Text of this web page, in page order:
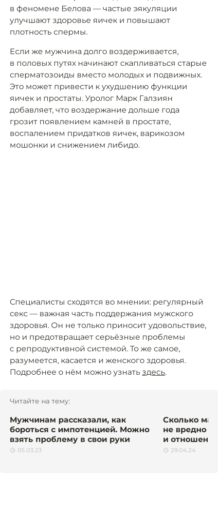
в феномене Белова — частые эякуляции
улучшают здоровье яичек и повышают
плотность спермы.
Если же мужчина долго воздерживается,
в половых путях начинают скапливаться старые
сперматозоиды вместо молодых и подвижных.
Это может привести к ухудшению функции
яичек и простаты. Уролог Марк Галзиян
добавляет, что воздержание дольше года
грозит появлением камней в простате,
воспалением придатков яичек, варикозом
мошонки и снижением либидо.
Специалисты сходятся во мнении: регулярный
секс — важная часть поддержания мужского
здоровья. Он не только приносит удовольствие,
но и предотвращает серьёзные проблемы
с репродуктивной системой. То же самое,
разумеется, касается и женского здоровья.
Подробнее о нём можно узнать здесь.
Читайте на тему:
Мужчинам рассказали, как
бороться с импотенцией. Можно
взять проблему в свои руки
05.03.23
Сколько
не вредно
и
29.04.24